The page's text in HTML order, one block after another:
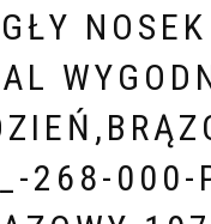
268-000-